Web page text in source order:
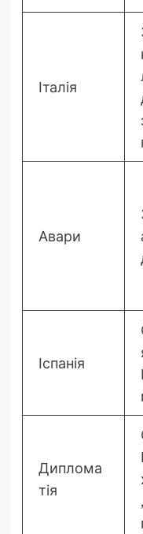
Італія
Авари
Іспанія
Диплома
тія
,